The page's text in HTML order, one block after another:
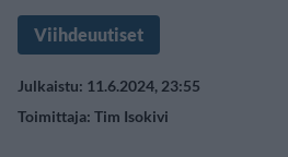
Viihdeuutiset
Julkaistu: 11.6.2024, 23:55
Toimittaja: Tim Isokivi